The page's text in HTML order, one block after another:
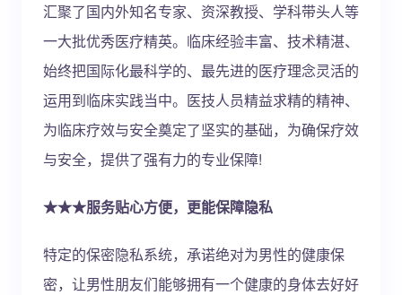
汇聚了国内外知名专家、资深教授、学科带头人等
一大批优秀医疗精英。临床经验丰富、技术精湛、
始终把国际化最科学的、最先进的医疗理念灵活的
运用到临床实践当中。医技人员精益求精的精神、
为临床疗效与安全奠定了坚实的基础，为确保疗效
与安全，提供了强有力的专业保障!
★★★服务贴心方便，更能保障隐私
特定的保密隐私系统，承诺绝对为男性的健康保
密，让男性朋友们能够拥有一个健康的身体去好好